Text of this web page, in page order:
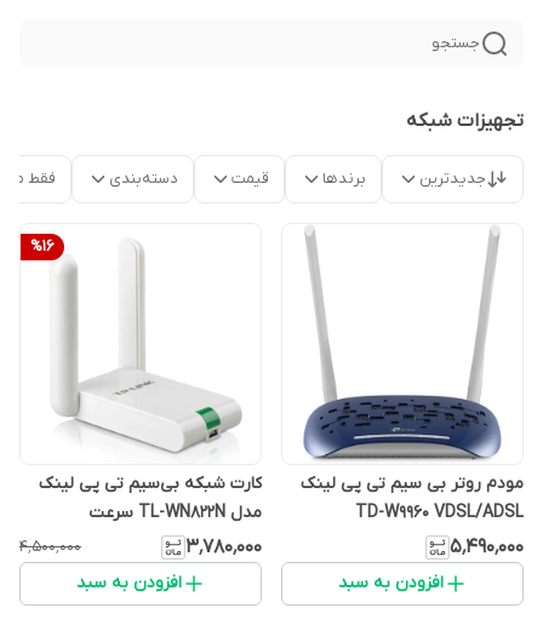
جستجو
تجهیزات شبکه
جدیدترین برندها قیمت دسته‌بندی فقط
مودم روتر بی سیم تی پی لینک
TD-W9960 VDSL/ADSL
۵٬۴۹۰٬۰۰۰
افزودن به سبد
%16
کارت شبکه بی‌سیم تی پی لینک
مدل TL-WN822N سرعت
۳۰۰Mbps
۳٬۷۸۰٬۰۰۰ ۴٬۵۰۰٬۰۰۰
افزودن به سبد